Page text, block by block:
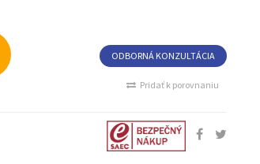
ODBORNÁ KONZULTÁCIA
Pridať k porovnaniu